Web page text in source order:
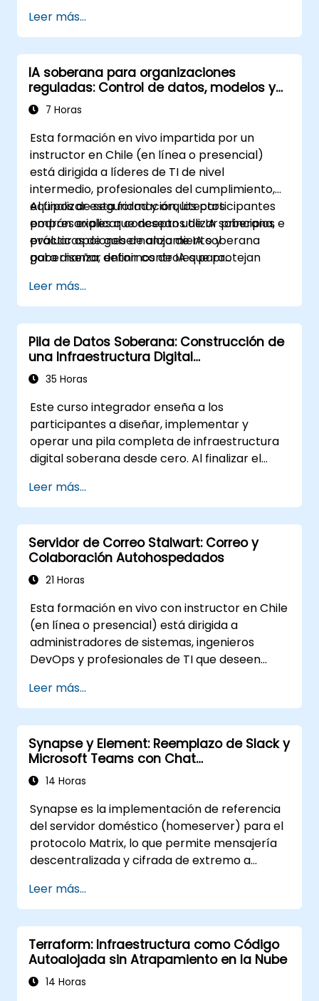
observabilidad, y construir un plan operativo
para el soporte continuo.
Leer más...
IA soberana para organizaciones
reguladas: Control de datos, modelos y
entornos de inferencia
7 Horas
Esta formación en vivo impartida por un
instructor en Chile (en línea o presencial)
está dirigida a líderes de TI de nivel
intermedio, profesionales del cumplimiento,
equipos de seguridad y arquitectos
empresariales que desean utilizar principios e
prácticas de gobernanza de IA soberana
para diseñar entornos de IA que protejan
localización y reduzcan la dependencia de
proveedores.
Al finalizar esta formación, los participantes
podrán: explicar conceptos de IA soberana,
evaluar opciones de alojamiento y
gobernanza, definir controles para
una hoja de ruta práctica de adopción.
Leer más...
Pila de Datos Soberana: Construcción de
una Infraestructura Digital
Autogestionada de Extremo a Extremo
35 Horas
Este curso integrador enseña a los
participantes a diseñar, implementar y
operar una pila completa de infraestructura
digital soberana desde cero. Al finalizar el
miniorganización funcional utilizando
únicamente herramientas de código abierto y
autogestionadas: identidad, comunicación,
productividad, desarrollo, seguridad, IA y
monitoreo, todo ello sin depender de Google,
Microsoft, AWS ni SaaS propietario.
Leer más...
Servidor de Correo Stalwart: Correo y
Colaboración Autohospedados
21 Horas
Esta formación en vivo con instructor en Chile
(en línea o presencial) está dirigida a
administradores de sistemas, ingenieros
DevOps y profesionales de TI que deseen
servidor de correo Stalwart para correo y
colaboración autohospedados.
Leer más...
Synapse y Element: Reemplazo de Slack y
Microsoft Teams con Chat
Autohospedado
14 Horas
Synapse es la implementación de referencia
del servidor doméstico (homeserver) para el
protocolo Matrix, lo que permite mensajería
descentralizada y cifrada de extremo a
un instructor (en línea o presencial) está
dirigida a ingenieros de DevOps y
administradores de sistemas intermedios que
deseen utilizar Synapse y Element para
reemplazar plataformas de chat en la nube
por una infraestructura de mensajería
Leer más...
Terraform: Infraestructura como Código
Autoalojada sin Atrapamiento en la Nube
14 Horas